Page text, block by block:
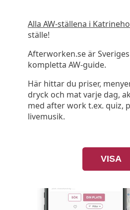
Alla AW-ställena i
ställe!
Afterworken.se är
kompletta AW-guide.
Här hittar du priser,
dryck och mat varje dag,
med after work t.ex. quiz,
livemusik.
VISA